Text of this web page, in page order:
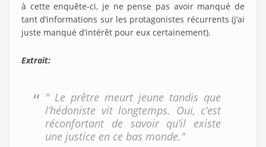
à cette enquête-ci, je ne pense pas avoir manqué de
tant d’informations sur les protagonistes récurrents (j’ai
juste manqué d’intérêt pour eux certainement).
Extrait:
" Le prêtre meurt jeune tandis que
l’hédoniste vit longtemps. Oui, c’est
réconfortant de savoir qu’il existe
une justice en ce bas monde."